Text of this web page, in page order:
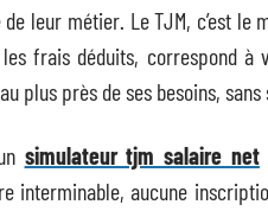
leur métier. Le TJM, c’est
frais déduits, correspond à
plus près de ses besoins,
simulateur tjm salaire net
interminable, aucune